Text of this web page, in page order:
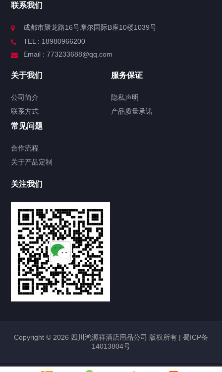
联系我们
成都市聚龙路16号摩尔国际B座10楼1039号
TEL : 18980966200
Email : 773233688@qq.com
关于我们
公司简介
联系方式
服务保证
隐私声明
产品质量承诺
常见问题
合作流程
关于产品定制
关注我们
Copyright © 2026 四川鸿源祥酒店用品公司 版权所有 | 蜀ICP备
14013804号